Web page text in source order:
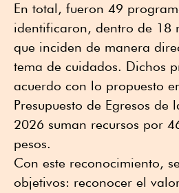
En total, fueron 49
identificaron, dentro de 18
que inciden de manera
tema de cuidados. Dichos
acuerdo con lo propuesto
Presupuesto de Egresos de
2026 suman recursos por
pesos.
Con este reconocimiento,
objetivos: reconocer el